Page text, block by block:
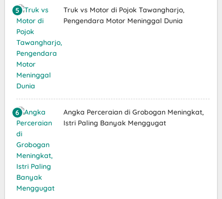
Truk vs Motor di Pojok Tawangharjo,
Pengendara Motor Meninggal Dunia
Angka Perceraian di Grobogan Meningkat,
Istri Paling Banyak Menggugat